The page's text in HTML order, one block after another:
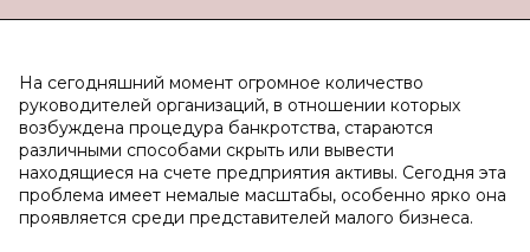
На сегодняшний момент огромное количество
руководителей организаций, в отношении которых
возбуждена процедура банкротства, стараются
различными способами скрыть или вывести
находящиеся на счете предприятия активы. Сегодня эта
проблема имеет немалые масштабы, особенно ярко она
проявляется среди представителей малого бизнеса.